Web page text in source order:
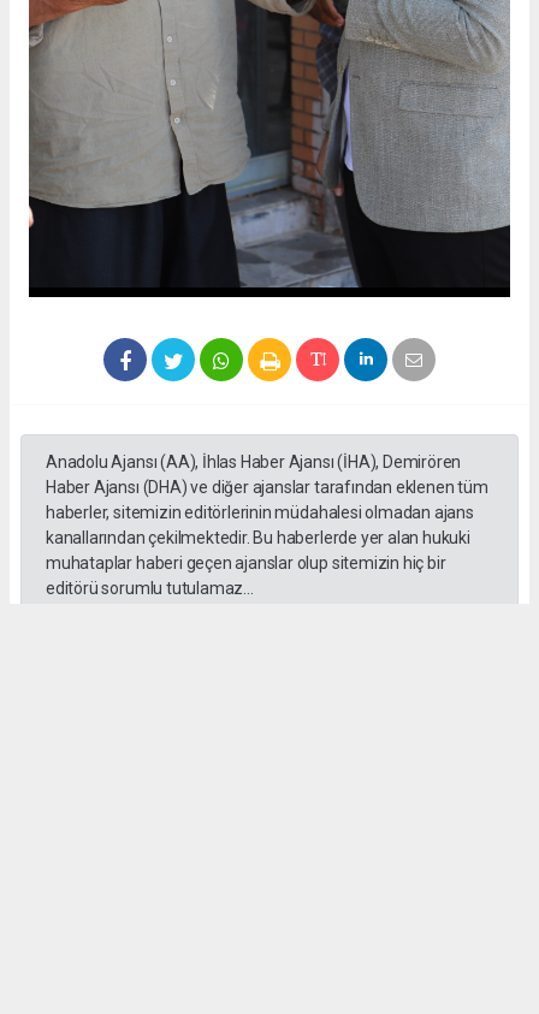
Anadolu Ajansı (AA), İhlas Haber Ajansı (İHA), Demirören
Haber Ajansı (DHA) ve diğer ajanslar tarafından eklenen tüm
haberler, sitemizin editörlerinin müdahalesi olmadan ajans
kanallarından çekilmektedir. Bu haberlerde yer alan hukuki
muhataplar haberi geçen ajanslar olup sitemizin hiç bir
editörü sorumlu tutulamaz...